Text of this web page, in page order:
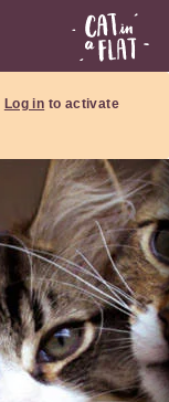
Log in to activate